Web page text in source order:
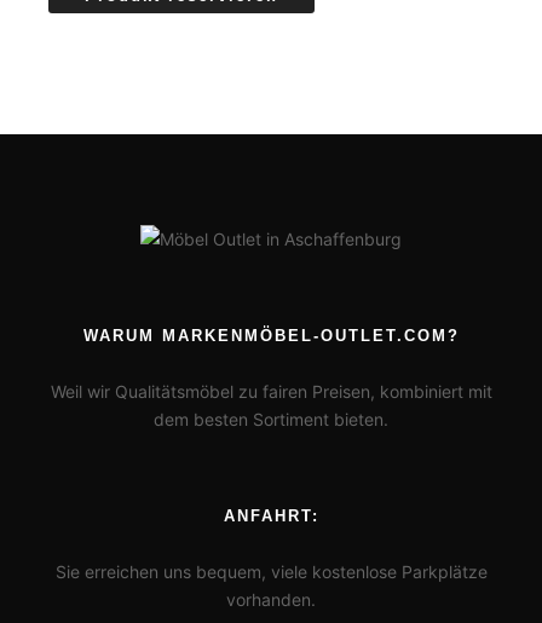
WARUM MARKENMÖBEL-OUTLET.COM?
Weil wir Qualitätsmöbel zu fairen Preisen, kombiniert mit
dem besten Sortiment bieten.
ANFAHRT:
Sie erreichen uns bequem, viele kostenlose Parkplätze
vorhanden.